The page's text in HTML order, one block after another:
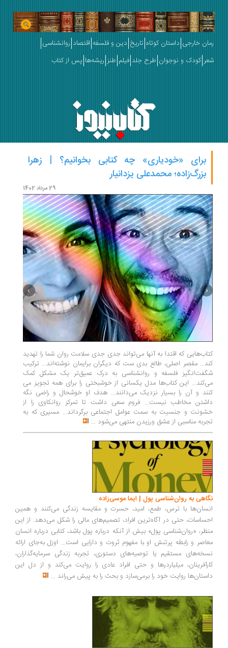
رمان خارجی داستان کوتاه تاریخ دین و فلسفه اقتصاد روانشناسی
شعر کودک و نوجوان طرح جلد فیلم طنز ریشه‌ها پس از کتاب
برای «خودیاری» چه کتابی بخوانیم؟ | زهرا
بزرگ‌زاده؛ محمدعلی یزدانیار
29 مرداد 1402
کتاب‌هایی که اقتدا به آنها می‌تواند جدی جدی سلامت روان شما را تهدید
کند... مقصر اصلی، طالع بدی ست که دیگران برایمان نوشته‌­اند... ترکیب
شگفت­‌انگیز فلسفه و روان­شناسی به درک عمیق‌تر یک مشکل کمک
می‌کند... این کتاب­‌ها مدل یکسانی از خوش­بختی را برای همه تجویز می­‌
کنند و آن را بسیار نزدیک می‌دانند... هدف او خوشحال و راضی نگه
داشتن مخاطب نیست... فروم سعی داشت تا تمرکز روانکاوی را از
خشونت و جنسیت به سمت عوامل اجتماعی برگرداند... مسیری که به
تجربه مناسبی از عشق ورزیدن منتهی می‌شود ...
نگاهی به روان‌شناسی پول | ایما موسی‌زاده
انسان‌ها با ترس، طمع، امید، حسرت و مقایسه زندگی می‌کنند و همین
احساسات، حتی در آگاه‌ترین افراد، تصمیم‌های مالی را شکل می‌دهد. از این
منظر، «روان‌شناسی پول» بیش از آنکه درباره پول باشد، کتابی درباره انسان
معاصر و رابطه پرتنش او با مفهوم ثروت و دارایی است... اوزل به‌جای ارائه
نسخه‌های مستقیم یا توصیه‌های دستوری، تجربه زندگی سرمایه‌گذاران،
کارآفرینان، میلیاردرها و حتی افراد عادی را روایت می‌کند و از دل این
داستان‌ها روایت خود را برمی‌سازد و بحث را به پیش می‌راند ...